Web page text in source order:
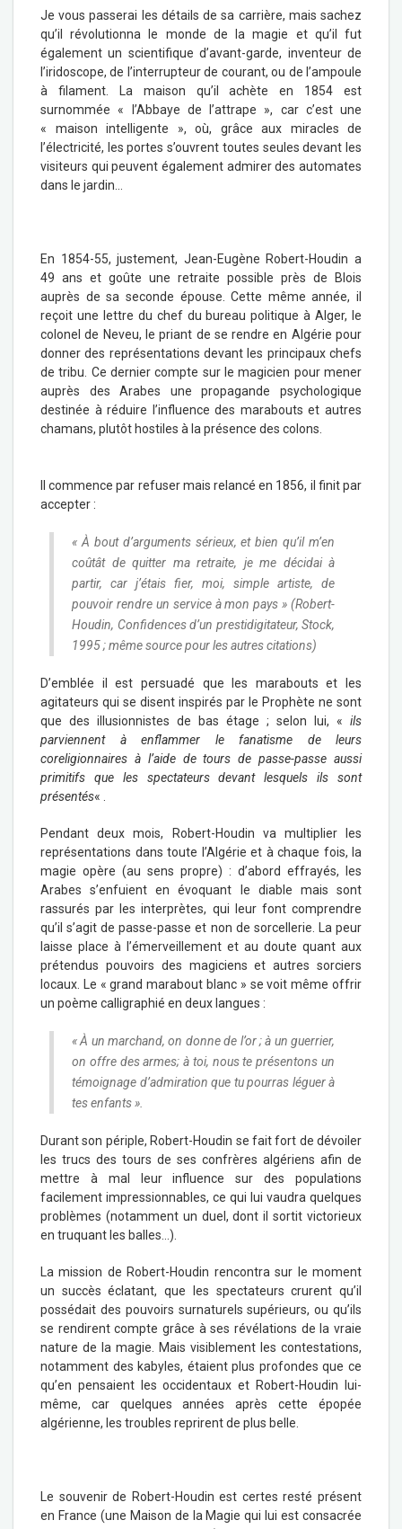
Je vous passerai les détails de sa carrière, mais sachez
qu’il révolutionna le monde de la magie et qu’il fut
également un scientifique d’avant-garde, inventeur de
l’iridoscope, de l’interrupteur de courant, ou de l’ampoule
à filament. La maison qu’il achète en 1854 est
surnommée « l’Abbaye de l’attrape », car c’est une
« maison intelligente », où, grâce aux miracles de
l’électricité, les portes s’ouvrent toutes seules devant les
visiteurs qui peuvent également admirer des automates
dans le jardin…
En 1854-55, justement, Jean-Eugène Robert-Houdin a
49 ans et goûte une retraite possible près de Blois
auprès de sa seconde épouse. Cette même année, il
reçoit une lettre du chef du bureau politique à Alger, le
colonel de Neveu, le priant de se rendre en Algérie pour
donner des représentations devant les principaux chefs
de tribu. Ce dernier compte sur le magicien pour mener
auprès des Arabes une propagande psychologique
destinée à réduire l’influence des marabouts et autres
chamans, plutôt hostiles à la présence des colons.
Il commence par refuser mais relancé en 1856, il finit par
accepter :
« À bout d’arguments sérieux, et bien qu’il m’en
coûtât de quitter ma retraite, je me décidai à
partir, car j’étais fier, moi, simple artiste, de
pouvoir rendre un service à mon pays » (Robert-
Houdin, Confidences d’un prestidigitateur, Stock,
1995 ; même source pour les autres citations)
D’emblée il est persuadé que les marabouts et les
agitateurs qui se disent inspirés par le Prophète ne sont
que des illusionnistes de bas étage ; selon lui, « ils
parviennent à enflammer le fanatisme de leurs
coreligionnaires à l’aide de tours de passe-passe aussi
primitifs que les spectateurs devant lesquels ils sont
présentés« .
Pendant deux mois, Robert-Houdin va multiplier les
représentations dans toute l’Algérie et à chaque fois, la
magie opère (au sens propre) : d’abord effrayés, les
Arabes s’enfuient en évoquant le diable mais sont
rassurés par les interprètes, qui leur font comprendre
qu’il s’agit de passe-passe et non de sorcellerie. La peur
laisse place à l’émerveillement et au doute quant aux
prétendus pouvoirs des magiciens et autres sorciers
locaux. Le « grand marabout blanc » se voit même offrir
un poème calligraphié en deux langues :
« À un marchand, on donne de l’or ; à un guerrier,
on offre des armes; à toi, nous te présentons un
témoignage d’admiration que tu pourras léguer à
tes enfants ».
Durant son périple, Robert-Houdin se fait fort de dévoiler
les trucs des tours de ses confrères algériens afin de
mettre à mal leur influence sur des populations
facilement impressionnables, ce qui lui vaudra quelques
problèmes (notamment un duel, dont il sortit victorieux
en truquant les balles…).
La mission de Robert-Houdin rencontra sur le moment
un succès éclatant, que les spectateurs crurent qu’il
possédait des pouvoirs surnaturels supérieurs, ou qu’ils
se rendirent compte grâce à ses révélations de la vraie
nature de la magie. Mais visiblement les contestations,
notamment des kabyles, étaient plus profondes que ce
qu’en pensaient les occidentaux et Robert-Houdin lui-
même, car quelques années après cette épopée
algérienne, les troubles reprirent de plus belle.
Le souvenir de Robert-Houdin est certes resté présent
en France (une Maison de la Magie qui lui est consacrée